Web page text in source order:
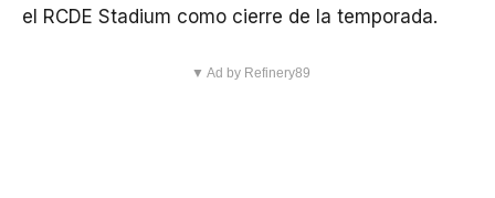
el RCDE Stadium como cierre de la temporada.
▼ Ad by Refinery89